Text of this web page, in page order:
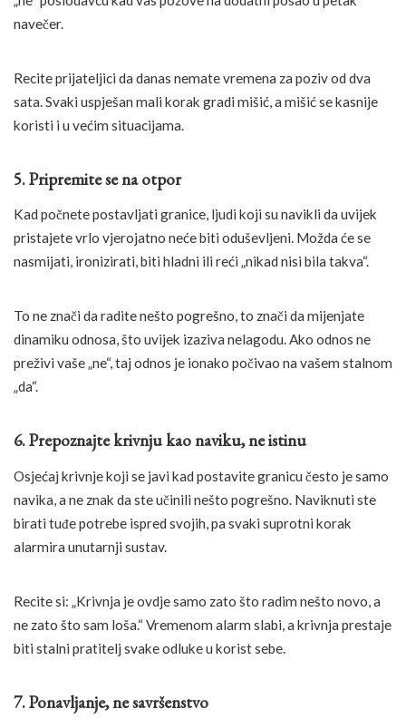
navečer.
Recite prijateljici da danas nemate vremena za poziv od dva
sata. Svaki uspješan mali korak gradi mišić, a mišić se kasnije
koristi i u većim situacijama.
5. Pripremite se na otpor
Kad počnete postavljati granice, ljudi koji su navikli da uvijek
pristajete vrlo vjerojatno neće biti oduševljeni. Možda će se
nasmijati, ironizirati, biti hladni ili reći „nikad nisi bila takva“.
To ne znači da radite nešto pogrešno, to znači da mijenjate
dinamiku odnosa, što uvijek izaziva nelagodu. Ako odnos ne
preživi vaše „ne“, taj odnos je ionako počivao na vašem stalnom
„da“.
6. Prepoznajte krivnju kao naviku, ne istinu
Osjećaj krivnje koji se javi kad postavite granicu često je samo
navika, a ne znak da ste učinili nešto pogrešno. Naviknuti ste
birati tuđe potrebe ispred svojih, pa svaki suprotni korak
alarmira unutarnji sustav.
Recite si: „Krivnja je ovdje samo zato što radim nešto novo, a
ne zato što sam loša.“ Vremenom alarm slabi, a krivnja prestaje
biti stalni pratitelj svake odluke u korist sebe.
7. Ponavljanje, ne savršenstvo